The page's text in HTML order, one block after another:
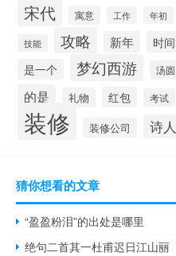
宋代 寓意 工作 年初
技能 攻略 新年 时间
是一个 梦幻西游 汤圆
的是 礼物 红包 考试
装修 装修公司 诗人
猜你想看的文章
“盈盈粉泪”的出处是哪里
绝句二首其一杜甫迟日江山丽